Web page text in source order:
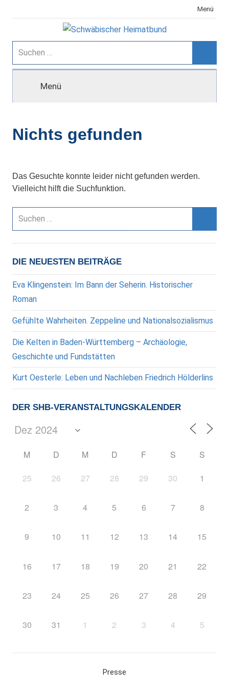
Inhalt
Menü
Schwäbischer
Heimatbund
Suchen
nach:
Menü
Nichts gefunden
Das Gesuchte konnte leider nicht gefunden werden.
Vielleicht hilft die Suchfunktion.
Suchen
nach:
DIE NEUESTEN BEITRÄGE
Eva Klingenstein: Im Bann der Seherin. Historischer
Roman
Gefühlte Wahrheiten. Zeppeline und Nationalsozialismus
Die Kelten in Baden-Württemberg – Archäologie,
Geschichte und Fundstätten
Kurt Oesterle: Leben und Nachleben Friedrich Hölderlins
DER SHB-VERANSTALTUNGSKALENDER
M D M D F S S
25 26 27 28 29 30 1
2 3 4 5 6 7 8
9 10 11 12 13 14 15
16 17 18 19 20 21 22
23 24 25 26 27 28 29
30 31 1 2 3 4 5
Presse